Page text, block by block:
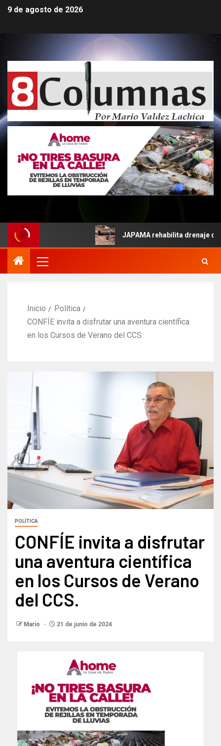
9 de agosto de 2026
JAPAMA rehabilita drenaje
Inicio
Política
CONFÍE invita a disfrutar una aventura científica
en los Cursos de Verano del CCS.
POLÍTICA
CONFÍE invita a disfrutar
una aventura científica
en los Cursos de Verano
del CCS.
Mario 21 de junio de 2024